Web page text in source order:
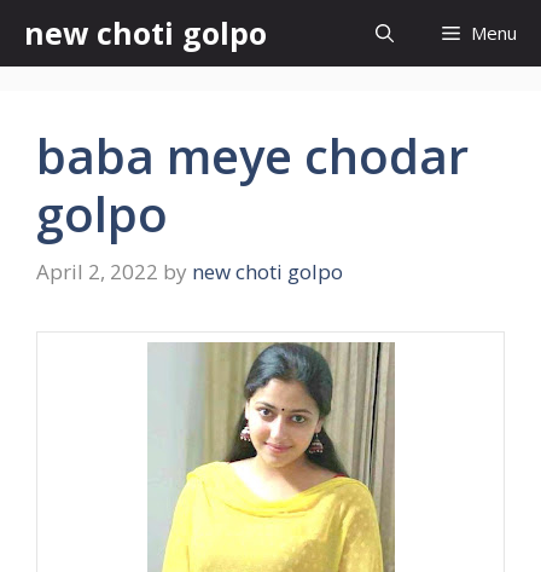
content
new choti golpo Menu
baba meye chodar
golpo
April 2, 2022 by new choti golpo